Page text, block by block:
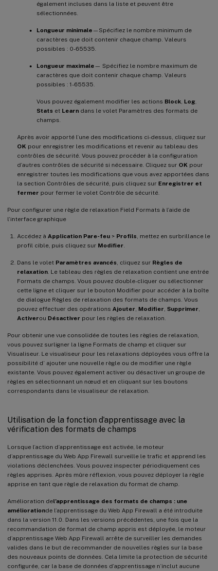
également incluses dans la liste et peuvent être
sélectionnées.
Longueur minimale —Spécifiez le nombre minimum de
caractères que doit contenir chaque champ. Valeurs
possibles : 0-65535.
Longueur maximale — Spécifiez le nombre maximum de
caractères que doit contenir chaque champ. Valeurs
possibles : 1-65535.
Vous pouvez également modifier les actions Block Log
Stats et Learn dans le volet Paramètres des formats de
champs.
Après avoir apporté l’une des modifications ci-dessus, cliquez sur
OK pour enregistrer les modifications et revenir au tableau des
contrôles de sécurité. Vous pouvez procéder à la configuration
d’autres contrôles de sécurité si nécessaire. Cliquez sur OK pour
enregistrer toutes les modifications que vous avez apportées dans
la section Contrôles de sécurité, puis cliquez sur Enregistrer et
fermer pour fermer le volet Contrôle de sécurité.
Pour configurer une règle de relaxation Field Formats à l’aide de
l’interface graphique
Accédez à Application Pare-feu > Profils , mettez en surbrillance le
profil cible, puis cliquez sur Modifier
Dans le volet Paramètres avancés , cliquez sur Règles de
relaxation . Le tableau des règles de relaxation contient une entrée
Formats de champs. Vous pouvez double-cliquer ou sélectionner
cette ligne et cliquer sur le bouton Modifier pour accéder à la boîte
de dialogue Règles de relaxation des formats de champs. Vous
pouvez effectuer des opérations Ajouter Modifier Supprimer
Activerou Désactiver pour les règles de relaxation.
Pour obtenir une vue consolidée de toutes les règles de relaxation,
vous pouvez surligner la ligne Formats de champ et cliquer sur
Visualiseur. Le visualiseur pour les relaxations déployées vous offre la
possibilité d’ ajouter une nouvelle règle ou de modifier une règle
existante. Vous pouvez également activer ou désactiver un groupe de
règles en sélectionnant un nœud et en cliquant sur les boutons
correspondants dans le visualiseur de relaxation.
Utilisation de la fonction d’apprentissage avec la
vérification des formats de champs
Lorsque l’action d’apprentissage est activée, le moteur
d’apprentissage du Web App Firewall surveille le trafic et apprend les
violations déclenchées. Vous pouvez inspecter périodiquement ces
règles apprises. Après mûre réflexion, vous pouvez déployer la règle
apprise en tant que règle de relaxation du format de champ.
Amélioration del’apprentissage des formats de champs : une
améliorationde l’apprentissage du Web App Firewall a été introduite
dans la version 11.0. Dans les versions précédentes, une fois que la
recommandation de format de champ appris est déployée, le moteur
d’apprentissage Web App Firewall arrête de surveiller les demandes
valides dans le but de recommander de nouvelles règles sur la base
des nouveaux points de données. Cela limite la protection de sécurité
configurée, car la base de données d’apprentissage n’inclut aucune